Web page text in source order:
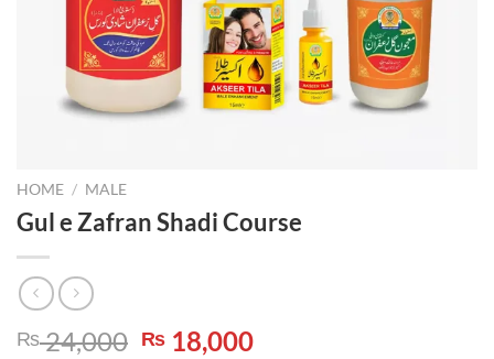
HOME / MALE
Gul e Zafran Shadi Course
₨24,000 Original
₨ 18,000Current